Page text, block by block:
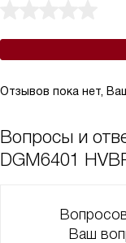
Отзывов пока нет,
Вопросы и
DGM6401
Ваш